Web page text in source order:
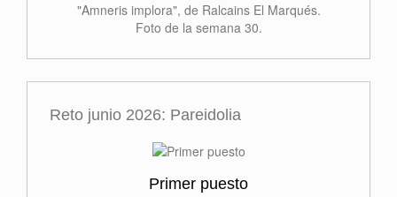
"Amneris implora", de Ralcains El Marqués.
Foto de la semana 30.
Reto junio 2026: Pareidolia
Primer puesto